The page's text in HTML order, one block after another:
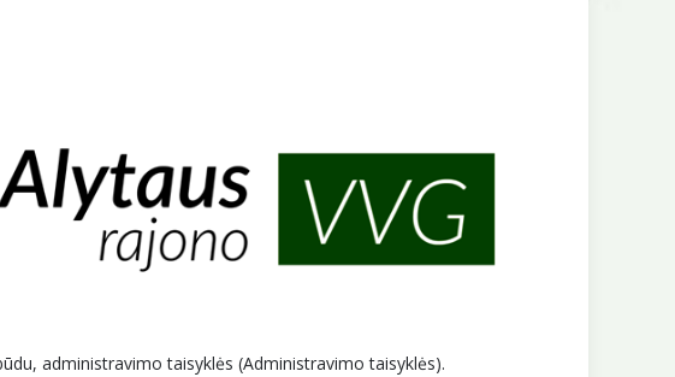
administravimo taisyklės (Administravimo taisyklės).